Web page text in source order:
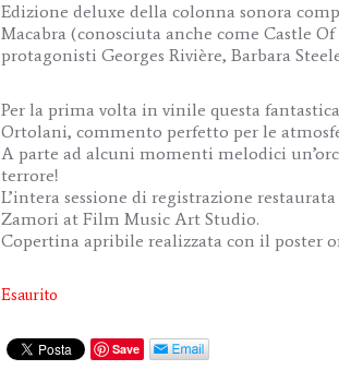
Edizione deluxe della colonna sonora
Macabra (conosciuta anche come Castle
protagonisti Georges Rivière, Barbara
Per la prima volta in vinile questa
Ortolani, commento perfetto per le
A parte ad alcuni momenti melodici
terrore!
L’intera sessione di registrazione
Zamori at Film Music Art Studio.
Copertina apribile realizzata con il poster
Esaurito
Save